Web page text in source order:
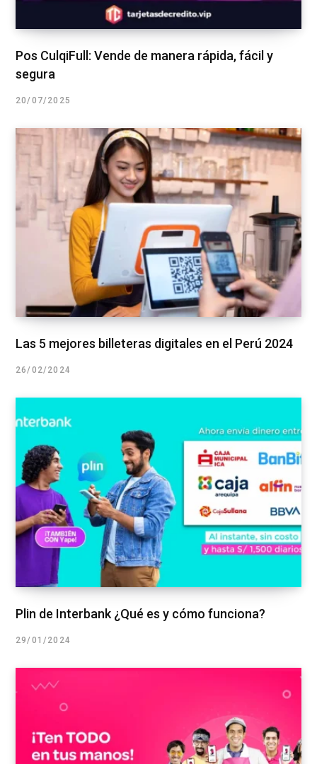
Pos CulqiFull: Vende de manera rápida, fácil y
segura
20/07/2025
Las 5 mejores billeteras digitales en el Perú 2024
26/02/2024
Plin de Interbank ¿Qué es y cómo funciona?
29/01/2024